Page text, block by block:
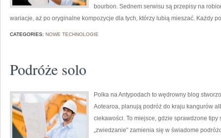
bourbon. Sednem serwisu są przepisy na
wariacje, aż po oryginalne kompozycje dla tych, którzy lubią mieszać. Każdy
CATEGORIES: NOWE TECHNOLOGIE
Podróże solo
Polka na Antypodach to wędrowny blog
Aotearoa, planują podróż do kraju kangurów
ciekawości. To miejsce, gdzie sprawdzone tipy
„zwiedzanie” zamienia się w świadome